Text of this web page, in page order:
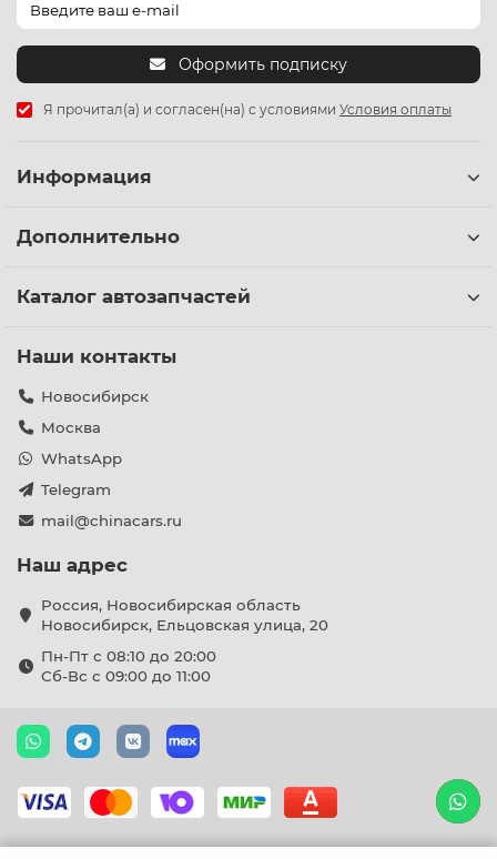
Оформить подписку
Я прочитал(а) и согласен(на) с условиями Условия оплаты
Информация
Дополнительно
Каталог автозапчастей
Наши контакты
Новосибирск
Москва
WhatsApp
Telegram
mail@chinacars.ru
Наш адрес
Россия, Новосибирская область
Новосибирск, Ельцовская улица, 20
Пн-Пт с 08:10 до 20:00
Сб-Вс с 09:00 до 11:00